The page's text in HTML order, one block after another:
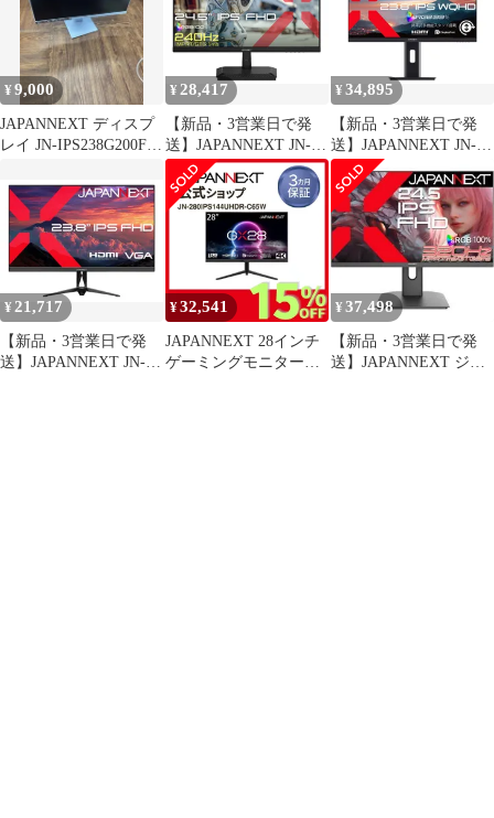
VGA 高さ調整 ピボッ
ト(縦回転) (2年保証)
JN-IPS215F2-HSP 未使
用 送料無料
¥9,000
JAPANNEXT ディスプ
レイ JN-IPS238G200F-
¥ 28,417
【新品・3営業日で発
送】JAPANNEXT JN-
IPS245G240F(JN-
IPS245G240F)
¥34,895
【新品・3営業日で発
送】JAPANNEXT JN-
IPS238Q-HSP(JN-
IPS238Q-HSP)
¥ 21,717
【新品・3営業日で発
送】JAPANNEXT JN-
¥32,541
JAPANNEXT 28インチ
ゲーミングモニター
¥ 37,498
【新品・3営業日で発
送】JAPANNEXT ジャ